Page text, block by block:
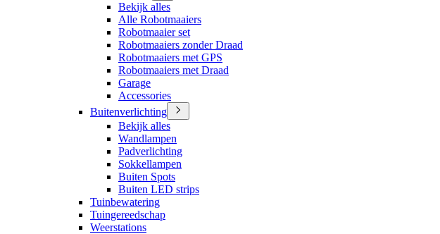
Bekijk alles
Alle Robotmaaiers
Robotmaaier set
Robotmaaiers zonder Draad
Robotmaaiers met GPS
Robotmaaiers met Draad
Garage
Accessories
Buitenverlichting
Bekijk alles
Wandlampen
Padverlichting
Sokkellampen
Buiten Spots
Buiten LED strips
Tuinbewatering
Tuingereedschap
Weerstations